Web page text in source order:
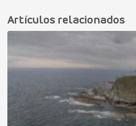
Artículos relacionados